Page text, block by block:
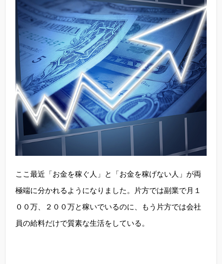
ここ最近「お金を稼ぐ人」と「お金を稼げない人」が両
極端に分かれるようになりました。片方では副業で月１
００万、２００万と稼いでいるのに、もう片方では会社
員の給料だけで質素な生活をしている。